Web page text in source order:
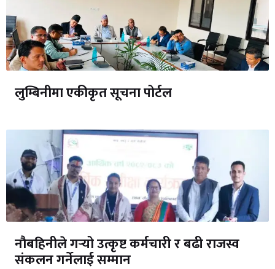
लुम्बिनीमा एकीकृत सूचना पोर्टल
नौबहिनीले गर्‍यो उत्कृष्ट कर्मचारी र बढी राजस्व
संकलन गर्नेलाई सम्मान